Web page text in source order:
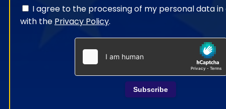
I agree to the processing of my personal data
with the Privacy Policy.
Subscribe